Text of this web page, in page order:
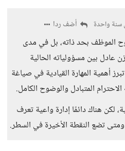
سنة واحدة أضف ردا
الموظف بحد ذاته، بل في مدى
عادل بين مسؤولياته الحالية
أهمية المهارة القيادية في صياغة
المتبادل والوضوح الكامل.
لكن هناك دائمًا إدارة واعية تعرف
تضع النقطة الأخيرة في السطر.